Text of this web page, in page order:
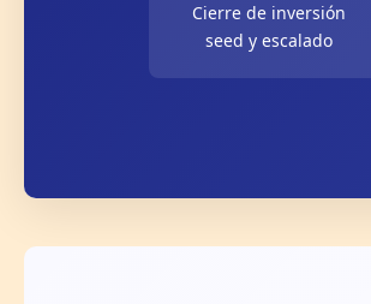
Cierre de inversión
seed y escalado